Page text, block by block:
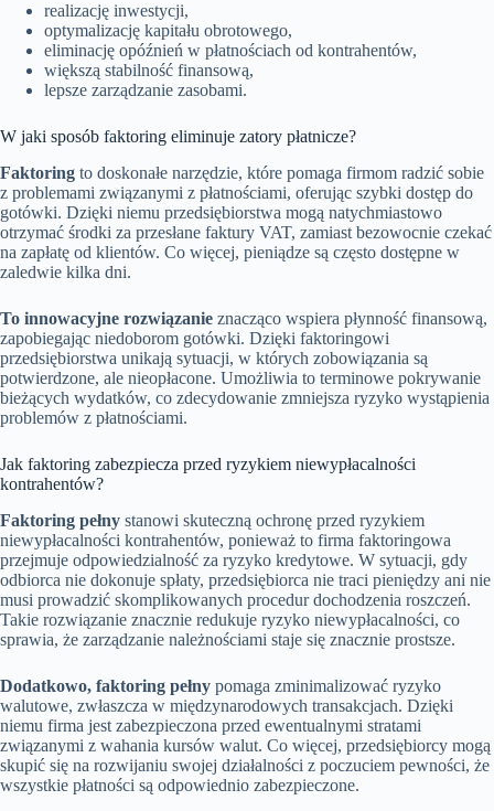
realizację inwestycji,
optymalizację kapitału obrotowego,
eliminację opóźnień w płatnościach od kontrahentów,
większą stabilność finansową,
lepsze zarządzanie zasobami.
W jaki sposób faktoring eliminuje zatory płatnicze?
Faktoring to doskonałe narzędzie, które pomaga firmom radzić sobie
z problemami związanymi z płatnościami, oferując szybki dostęp do
gotówki. Dzięki niemu przedsiębiorstwa mogą natychmiastowo
otrzymać środki za przesłane faktury VAT, zamiast bezowocnie czekać
na zapłatę od klientów. Co więcej, pieniądze są często dostępne w
zaledwie kilka dni.
To innowacyjne rozwiązanie znacząco wspiera płynność finansową,
zapobiegając niedoborom gotówki. Dzięki faktoringowi
przedsiębiorstwa unikają sytuacji, w których zobowiązania są
potwierdzone, ale nieopłacone. Umożliwia to terminowe pokrywanie
bieżących wydatków, co zdecydowanie zmniejsza ryzyko wystąpienia
problemów z płatnościami.
Jak faktoring zabezpiecza przed ryzykiem niewypłacalności
kontrahentów?
Faktoring pełny stanowi skuteczną ochronę przed ryzykiem
niewypłacalności kontrahentów, ponieważ to firma faktoringowa
przejmuje odpowiedzialność za ryzyko kredytowe. W sytuacji, gdy
odbiorca nie dokonuje spłaty, przedsiębiorca nie traci pieniędzy ani nie
musi prowadzić skomplikowanych procedur dochodzenia roszczeń.
Takie rozwiązanie znacznie redukuje ryzyko niewypłacalności, co
sprawia, że zarządzanie należnościami staje się znacznie prostsze.
Dodatkowo, faktoring pełny pomaga zminimalizować ryzyko
walutowe, zwłaszcza w międzynarodowych transakcjach. Dzięki
niemu firma jest zabezpieczona przed ewentualnymi stratami
związanymi z wahania kursów walut. Co więcej, przedsiębiorcy mogą
skupić się na rozwijaniu swojej działalności z poczuciem pewności, że
wszystkie płatności są odpowiednio zabezpieczone.